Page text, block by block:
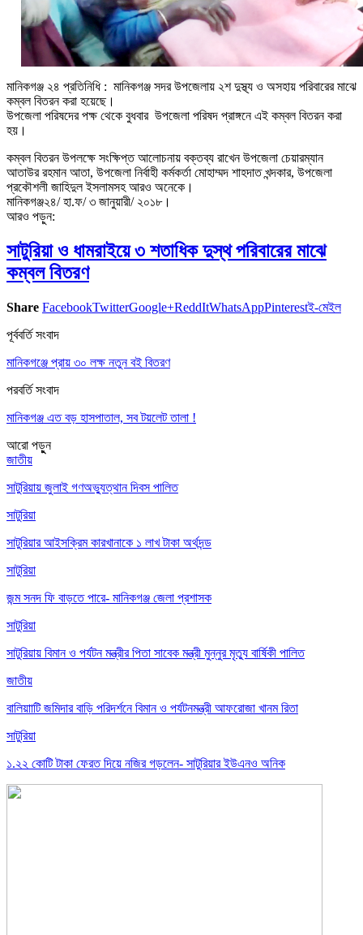
মানিকগঞ্জ ২৪ প্রতিনিধি : মানিকগঞ্জ সদর উপজেলায় ২শ দুস্থ্য ও অসহায় পরিবারের মাঝে
কম্বল বিতরন করা হয়েছে।
উপজেলা পরিষদের পক্ষ থেকে বুধবার উপজেলা পরিষদ প্রাঙ্গনে এই কম্বল বিতরন করা
হয়।
কম্বল বিতরন উপলক্ষে সংক্ষিপ্ত আলোচনায় বক্তব্য রাখেন উপজেলা চেয়ারম্যান
আতাউর রহমান আতা, উপজেলা নির্বাহী কর্মকর্তা মোহাম্মদ শাহদাত খন্দকার, উপজেলা
প্রকৌশলী জাহিদুল ইসলামসহ আরও অনেকে।
মানিকগঞ্জ২৪/ হা.ফ/ ৩ জানুয়ারী/ ২০১৮।
আরও পড়ুন:
সাটুরিয়া ও ধামরাইয়ে ৩ শতাধিক দুস্থ পরিবারের মাঝে
কম্বল বিতরণ
Share FacebookTwitterGoogle+ReddItWhatsAppPinterestই-মেইল
পূর্ববর্তি সংবাদ
মানিকগঞ্জে প্রায় ৩০ লক্ষ নতুন বই বিতরণ
পরবর্তি সংবাদ
মানিকগঞ্জ এত বড় হাসপাতাল, সব টয়লেট তালা !
আরো পড়ুুন
জাতীয়
সাটুরিয়ায় জুলাই গণঅভ্যুত্থান দিবস পালিত
সাটুরিয়া
সাটুরিয়ার আইসক্রিম কারখানাকে ১ লাখ টাকা অর্থদন্ড
সাটুরিয়া
জন্ম সনদ ফি বাড়তে পারে- মানিকগঞ্জ জেলা প্রশাসক
সাটুরিয়া
সাটুরিয়ায় বিমান ও পর্যটন মন্ত্রীর পিতা সাবেক মন্ত্রী মুন্নুর মৃত্যু বার্ষিকী পালিত
জাতীয়
বালিয়াাটি জমিদার বাড়ি পরিদর্শনে বিমান ও পর্যটনমন্ত্রী আফরোজা খানম রিতা
সাটুরিয়া
১.২২ কোটি টাকা ফেরত দিয়ে নজির গড়লেন- সাটুরিয়ার ইউএনও অনিক